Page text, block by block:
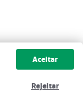
Aceitar
Rejeitar